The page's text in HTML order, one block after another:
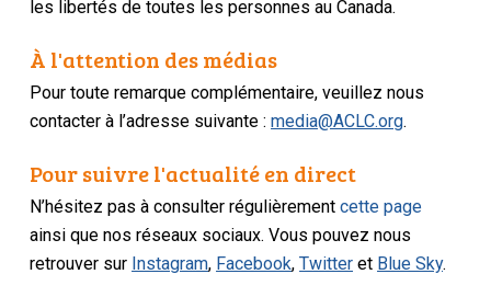
les libertés de toutes les personnes au Canada.
À l'attention des médias
Pour toute remarque complémentaire, veuillez nous
contacter à l’adresse suivante :media@ACLC.org.
Pour suivre l'actualité en direct
N’hésitez pas à consulter régulièrementcette page
ainsi que nos réseaux sociaux. Vous pouvez nous
retrouver sur Instagram, Facebook,Twitter et Blue Sky.